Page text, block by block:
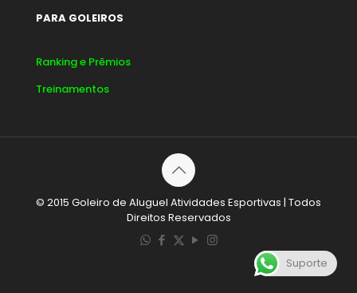
PARA GOLEIROS
Ranking e Prêmios
Treinamentos
© 2015 Goleiro de Aluguel Atividades Esportivas | Todos
Direitos Reservados
Suporte